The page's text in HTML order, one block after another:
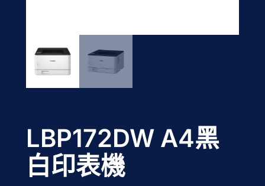
LBP172DW A4黑
白印表機